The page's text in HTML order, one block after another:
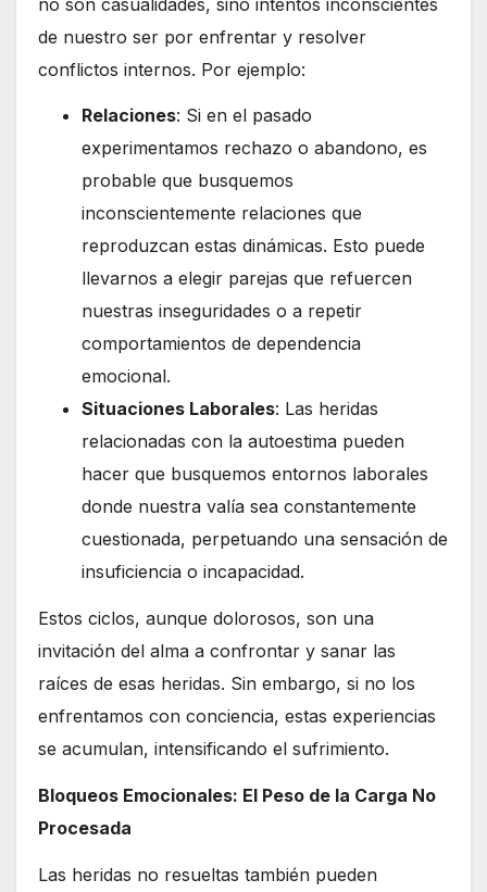
de nuestro ser por enfrentar y resolver
conflictos internos. Por ejemplo:
Relaciones: Si en el pasado
experimentamos rechazo o abandono, es
probable que busquemos
inconscientemente relaciones que
reproduzcan estas dinámicas. Esto puede
llevarnos a elegir parejas que refuercen
nuestras inseguridades o a repetir
comportamientos de dependencia
emocional.
Situaciones Laborales: Las heridas
relacionadas con la autoestima pueden
hacer que busquemos entornos laborales
donde nuestra valía sea constantemente
cuestionada, perpetuando una sensación de
insuficiencia o incapacidad.
Estos ciclos, aunque dolorosos, son una
invitación del alma a confrontar y sanar las
raíces de esas heridas. Sin embargo, si no los
enfrentamos con conciencia, estas experiencias
se acumulan, intensificando el sufrimiento.
Bloqueos Emocionales: El Peso de la Carga No
Procesada
Las heridas no resueltas también pueden